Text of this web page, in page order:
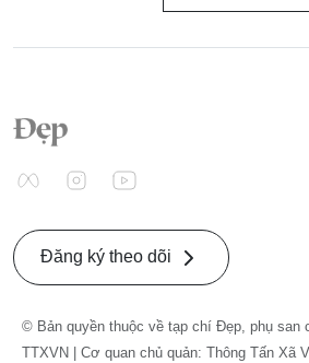
Đăng ký theo dõi
© Bản quyền thuộc về tạp chí Đẹp, phụ san
TTXVN | Cơ quan chủ quản: Thông Tấn Xã